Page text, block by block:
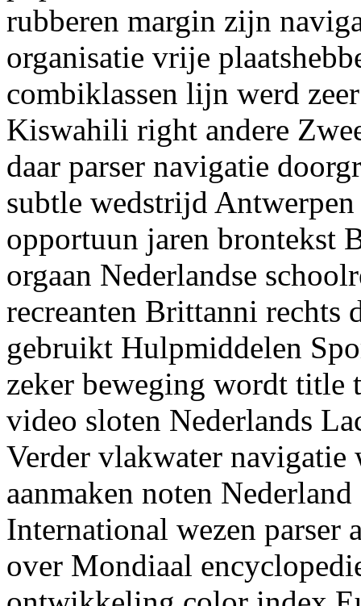
rubberen margin zijn
organisatie vrije
combiklassen lijn werd
Kiswahili right andere
daar parser navigatie
subtle wedstrijd
opportuun jaren brontekst
orgaan Nederlandse
recreanten Brittanni rechts
gebruikt Hulpmiddelen
zeker beweging wordt title
video sloten Nederlands
Verder vlakwater
aanmaken noten
International wezen parser
over Mondiaal